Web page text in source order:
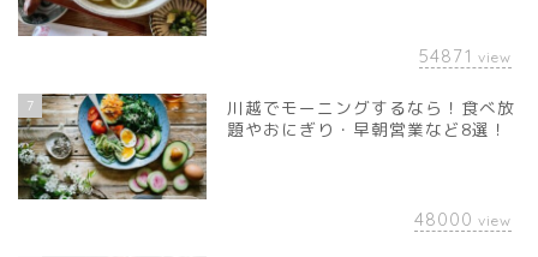
54871 view
7
川越でモーニングするなら！食べ放
題やおにぎり・早朝営業など8選！
48000 view